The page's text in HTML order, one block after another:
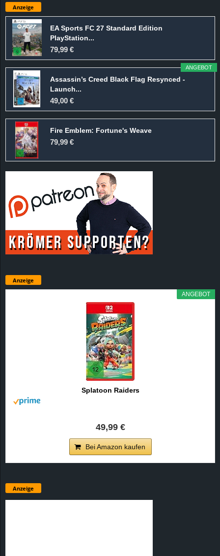
Anzeige
EA Sports FC 27 Standard Edition
PlayStation...
79,99 €
ANGEBOT
Assassin’s Creed Black Flag Resynced -
Launch...
49,00 €
Fire Emblem: Fortune's Weave
79,99 €
Anzeige
ANGEBOT
Splatoon Raiders
49,99 €
Bei Amazon kaufen
Anzeige